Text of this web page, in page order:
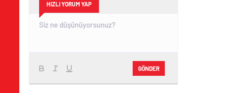
HIZLI YORUM YAP
GÖNDER